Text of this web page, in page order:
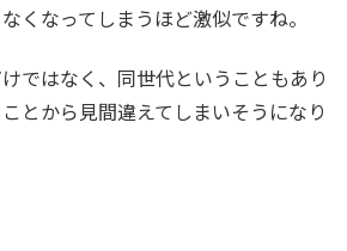
くなってしまうほど激似ですね。
ではなく、同世代ということもあり
とから見間違えてしまいそうになり